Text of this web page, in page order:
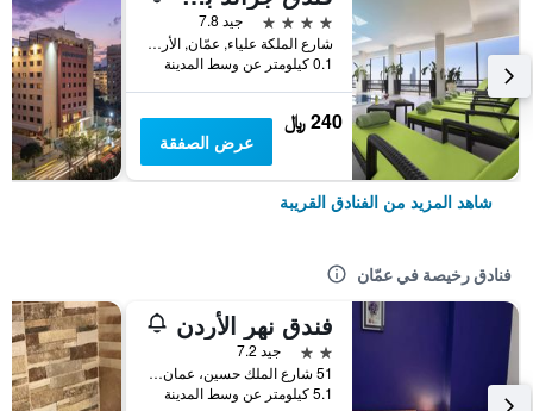
4 نجوم
جيد 7.8
شارع الملكة علياء, عمّان, الأردن
0.1 كيلومتر عن وسط المدينة
240 ﷼
عرض الصفقة
شاهد المزيد من الفنادق القريبة
فنادق رخيصة في عمّان
فندق نهر الأردن
2 نجمتين
جيد 7.2
51 شارع الملك حسين، عمان ، الأردن, عمّان, الأردن
5.1 كيلومتر عن وسط المدينة